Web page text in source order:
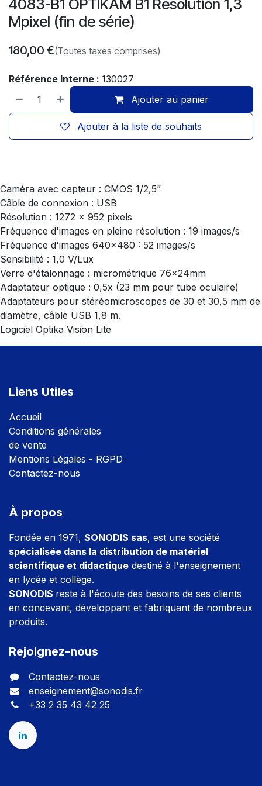
4083-B1 OPTIKAM B1 Résolution 1,3
Mpixel (fin de série)
180,00 €(Toutes taxes comprises)
Référence Interne : 130027
Ajouter au panier
Ajouter à la liste de souhaits
Caméra avec capteur : CMOS 1/2,5”
Câble de connexion : USB
Résolution : 1272 x 952 pixels
Fréquence d'images en pleine résolution : 19 images/s
Fréquence d'images 640×480 : 52 images/s
Sensibilité : 1,0 V/Lux
Verre d'étalonnage : micrométrique 76x24mm
Adaptateur optique : 0,5x (23 mm pour tube oculaire)
Adaptateurs pour stéréomicroscopes de 30 et 30,5 mm de
diamètre, câble USB 1,8 m.
Logiciel Optika Vision Lite
Liens Utiles
Accueil
Conditions générales
de vente
Mentions Légales - RGPD
Contactez-nous
À propos
Fondée en 1971, SONODIS sas, est une société
spécialisée dans la distribution de matériel
scientifique et didactique destiné à l'enseignement
en lycée et collège.
SONODIS reste à l'écoute des besoins de ses clients
en concevant, développant et fabriquant de nombreux
produits.
Rejoignez-nous
Contactez-nous
enseignement@sonodis.fr
+33 2 35 43 42 25